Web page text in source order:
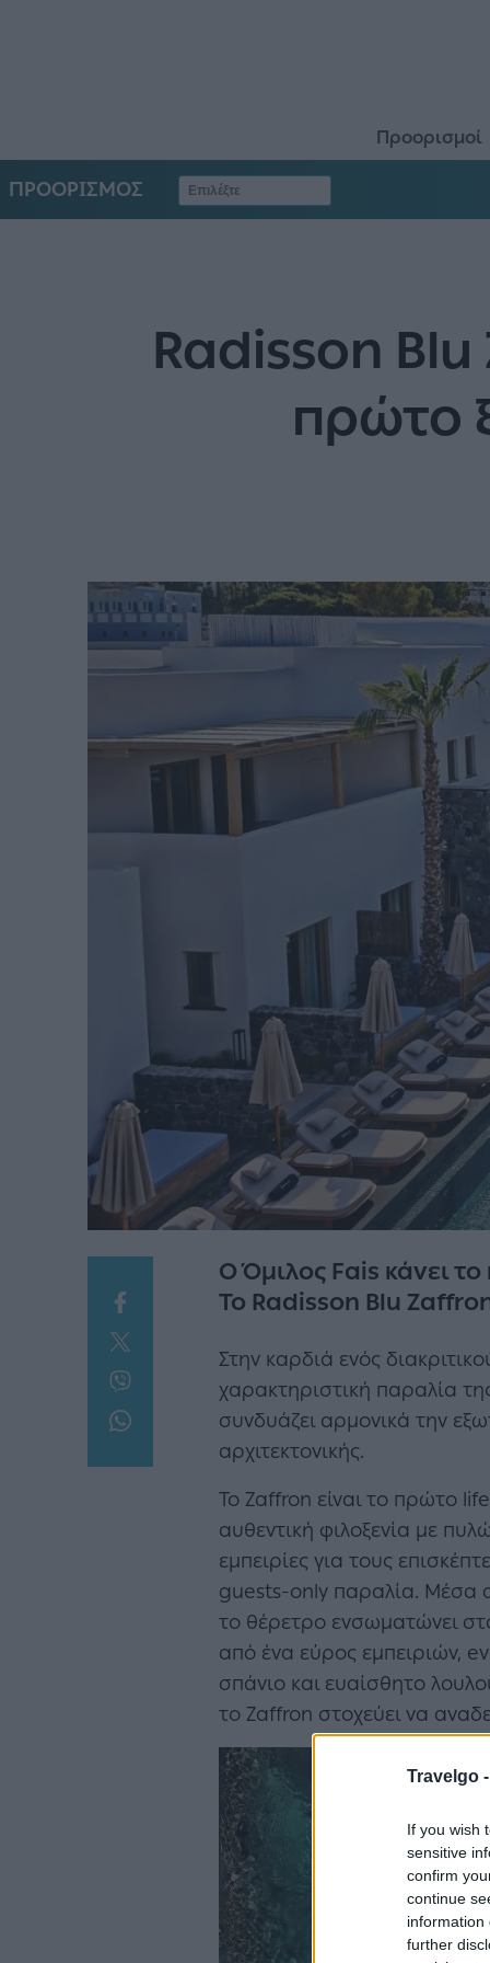
Travelgo -
If you wish
sensitive
confirm
continue
information
further
Προορισμοί
ΠΡΟΟΡΙΣΜΟΣ
Radisson
πρώτο
Ο Όμιλος Fais κάνει
To Radisson Blu Zaffron
Στην καρδιά ενός
χαρακτηριστική παραλία
συνδυάζει αρμονικά την
αρχιτεκτονικής.
Το Zaffron είναι το πρώτο
αυθεντική φιλοξενία με
εμπειρίες για τους
guests-only παραλία. Μέσα
το θέρετρο ενσωματώνει
από ένα εύρος εμπειριών,
σπάνιο και ευαίσθητο
το Zaffron στοχεύει να